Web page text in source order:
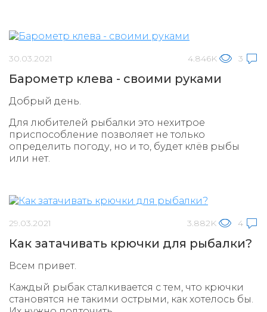
30.03.2021 4.846K 3
Барометр клева - своими руками
Добрый день.
Для любителей рыбалки это нехитрое
приспособление позволяет не только
определить погоду, но и то, будет клёв рыбы
или нет.
29.03.2021 3.882K 4
Как затачивать крючки для рыбалки?
Всем привет.
Каждый рыбак сталкивается с тем, что крючки
становятся не такими острыми, как хотелось бы.